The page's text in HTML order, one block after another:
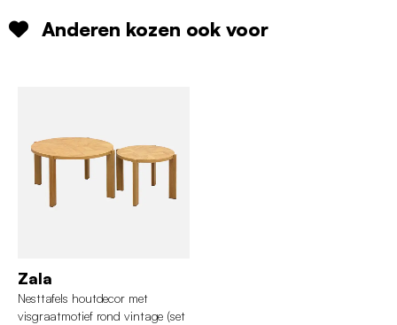
Anderen kozen ook voor
Zala
Nesttafels houtdecor met
visgraatmotief rond vintage (set